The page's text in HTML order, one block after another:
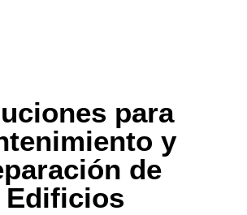
para
y
de
Edificios